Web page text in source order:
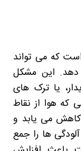
که می تواند
دهد. این مشکل
یا ترک های
که هوا از نقاط
می یابد و
ها را جمع